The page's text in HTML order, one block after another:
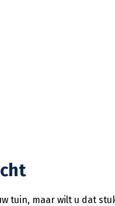
tuin, maar wilt u dat